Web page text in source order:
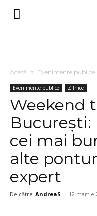
Acasă Evenimente publice
Evenimente publice Zilnice
Weekend
București:
cei mai
alte
expert
De către AndreaS - 12 martie